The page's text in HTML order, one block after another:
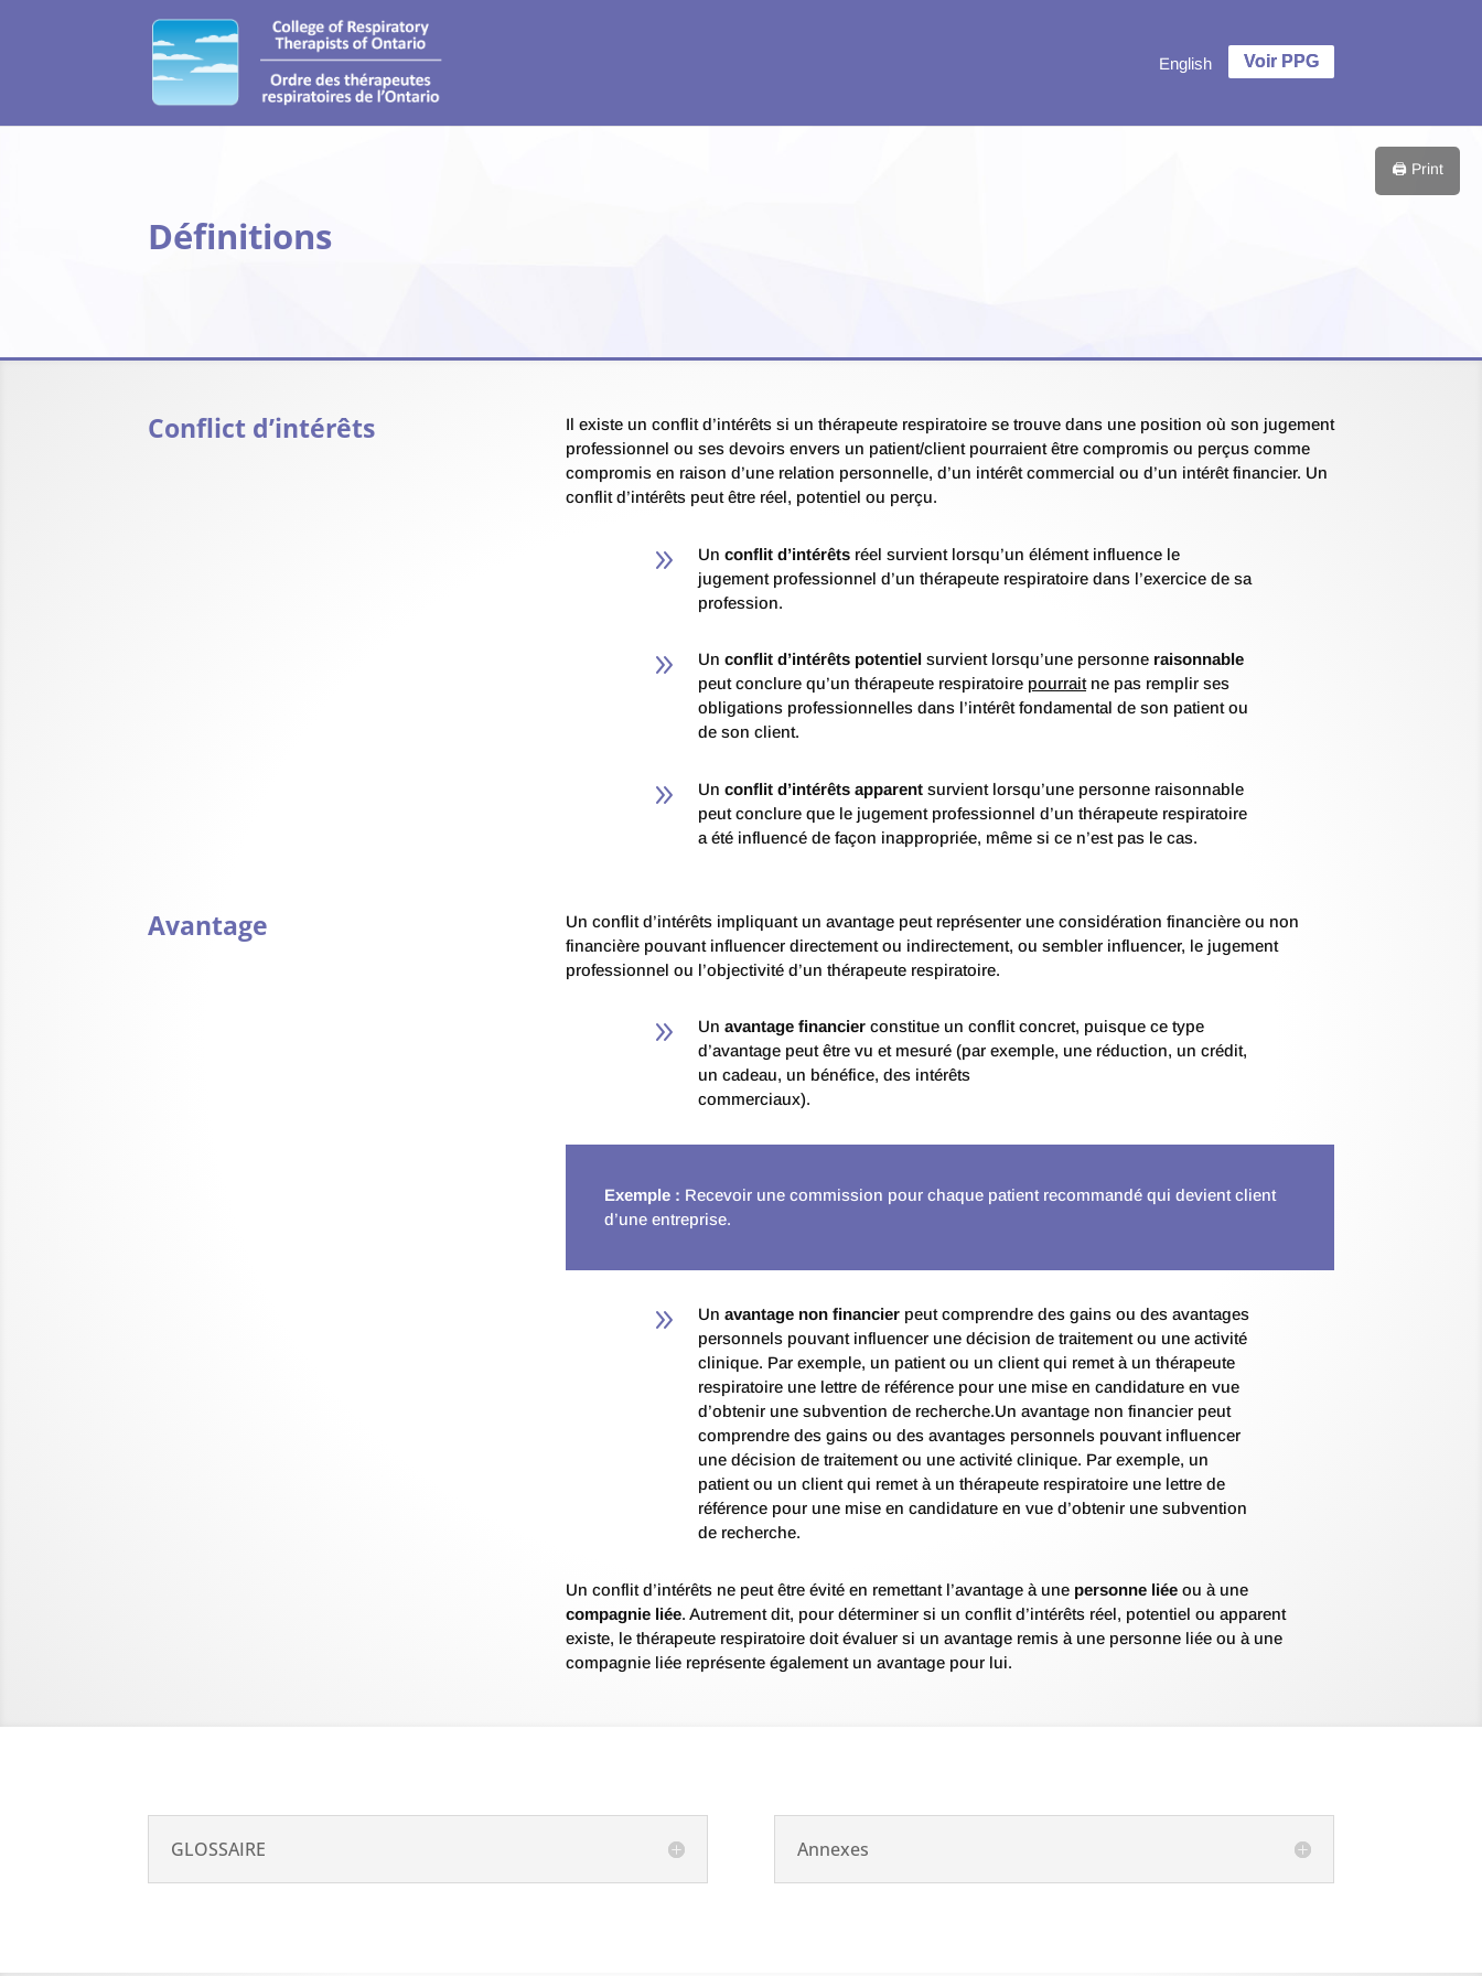
English
Définitions
Conflict d’intérêts
Il existe un conflit d’intérêts si un thérapeute respiratoire se trouve dans une position où son jugement
professionnel ou ses devoirs envers un patient/client pourraient être compromis ou perçus comme
compromis en raison d’une relation personnelle, d’un intérêt commercial ou d’un intérêt financier. Un
conflit d’intérêts peut être réel, potentiel ou perçu.
9 Unconflit d’intérêts réel survient lorsqu’un élément influence le
jugement professionnel d’un thérapeute respiratoire dans l’exercice de sa
profession.
9 Unconflit d’intérêts potentiel survient lorsqu’une personne raisonnable
peut conclure qu’un thérapeute respiratoire pourraitne pas remplir ses
obligations professionnelles dans l’intérêt fondamental de son patient ou
de son client.
9 Unconflit d’intérêts apparent survient lorsqu’une personne raisonnable
peut conclure que le jugement professionnel d’un thérapeute respiratoire
a été influencé de façon inappropriée, même si ce n’est pas le cas.
Avantage
Un conflit d’intérêts impliquant un avantage peut représenter une considération financière ou non
financière pouvant influencer directement ou indirectement, ou sembler influencer, le jugement
professionnel ou l’objectivité d’un thérapeute respiratoire.
9 Unavantage financier constitue un conflit concret, puisque ce type
d’avantage peut être vu et mesuré (par exemple, une réduction, un crédit,
un cadeau, un bénéfice, des intérêts
commerciaux).
Exemple : Recevoir une commission pour chaque patient recommandé qui devient client
d’une entreprise.
9 Unavantage non financier peut comprendre des gains ou des avantages
personnels pouvant influencer une décision de traitement ou une activité
clinique. Par exemple, un patient ou un client qui remet à un thérapeute
respiratoire une lettre de référence pour une mise en candidature en vue
d’obtenir une subvention de recherche.Un avantage non financier peut
comprendre des gains ou des avantages personnels pouvant influencer
une décision de traitement ou une activité clinique. Par exemple, un
patient ou un client qui remet à un thérapeute respiratoire une lettre de
référence pour une mise en candidature en vue d’obtenir une subvention
de recherche.
Un conflit d’intérêts ne peut être évité en remettant l’avantage à une personne liéeou à une
compagnie liée. Autrement dit, pour déterminer si un conflit d’intérêts réel, potentiel ou apparent
existe, le thérapeute respiratoire doit évaluer si un avantage remis à une personne liée ou à une
compagnie liée représente également un avantage pour lui.
GLOSSAIRE Annexes
🖨️ Print